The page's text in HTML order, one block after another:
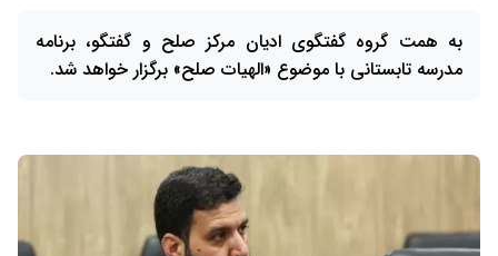
به همت گروه گفتگوی ادیان مرکز صلح و گفتگو، برنامه
مدرسه تابستانی با موضوع «الهیات صلح» برگزار خواهد شد.